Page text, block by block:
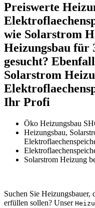
Preiswerte
wie Solarstrom
Heizungsbau für
gesucht?
Solarstrom
Ihr Profi
Öko Heizungsbau
Heizungsbau,
Solarstrom Heizung
Suchen Sie
erfüllen sollen? Unser